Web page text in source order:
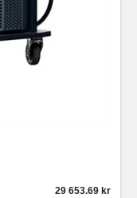
29 653.69